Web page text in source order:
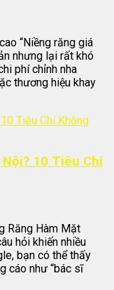
“Niềng răng giá
nhưng lại rất khó
phí chỉnh nha
thương hiệu khay
10 Tiêu Chí
Răng Hàm Mặt
hỏi khiến nhiều
bạn có thể thấy
cáo như “bác sĩ